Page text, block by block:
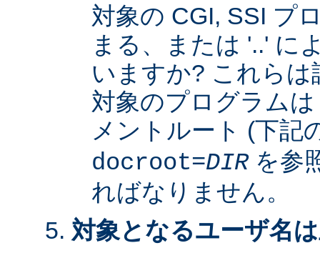
対象の CGI, SSI プ
まる、または '..' に
いますか? これら
対象のプログラム
メントルート (下記
docroot=DIRを参
ればなりません。
対象となるユーザ名